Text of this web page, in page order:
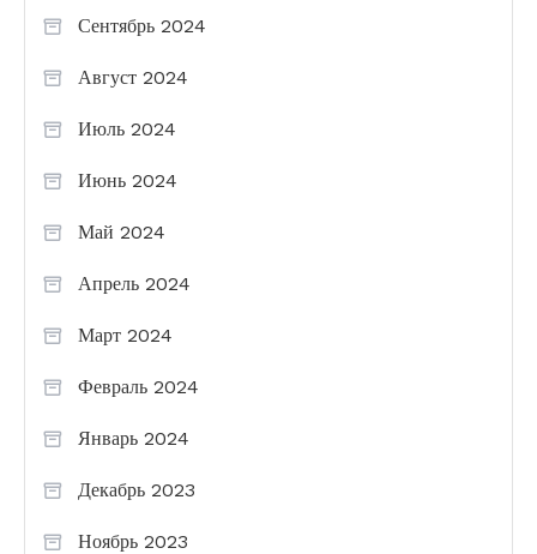
Сентябрь 2024
Август 2024
Июль 2024
Июнь 2024
Май 2024
Апрель 2024
Март 2024
Февраль 2024
Январь 2024
Декабрь 2023
Ноябрь 2023